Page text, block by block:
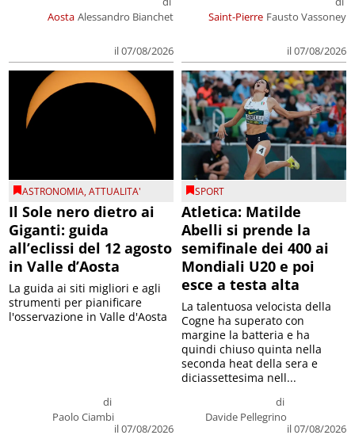
Aosta Alessandro Bianchet
il 07/08/2026
Saint-Pierre Fausto Vassoney
il 07/08/2026
ASTRONOMIA,ATTUALITA'
Il Sole nero dietro ai
Giganti: guida
all’eclissi del 12 agosto
in Valle d’Aosta
di
Paolo Ciambi
il 07/08/2026
La guida ai siti migliori e agli
strumenti per pianificare
l'osservazione in Valle d'Aosta
SPORT
Atletica: Matilde
Abelli si prende la
semifinale dei 400 ai
Mondiali U20 e poi
esce a testa alta
di
Davide Pellegrino
il 07/08/2026
La talentuosa velocista della
Cogne ha superato con
margine la batteria e ha
quindi chiuso quinta nella
seconda heat della sera e
diciassettesima nell...